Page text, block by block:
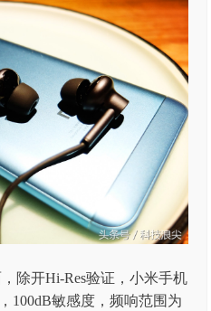
除开Hi-Res验证，小米手机
100dB敏感度，频响范围为